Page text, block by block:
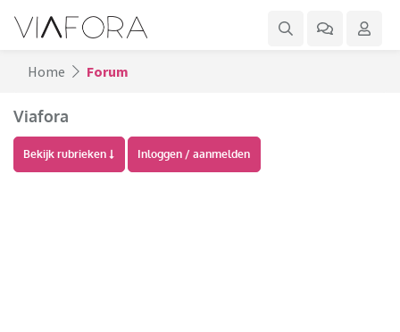
Home Forum
Viafora
Bekijk rubrieken Inloggen / aanmelden